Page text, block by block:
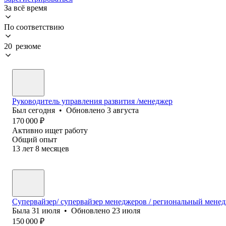
За всё время
По соответствию
20 резюме
Руководитель управления развития /менеджер
Был сегодня • Обновлено 3 августа
170 000 ₽
Активно ищет работу
Общий опыт
13 лет 8 месяцев
Супервайзер/ супервайзер менеджеров / региональный
Была 31 июля • Обновлено 23 июля
150 000 ₽